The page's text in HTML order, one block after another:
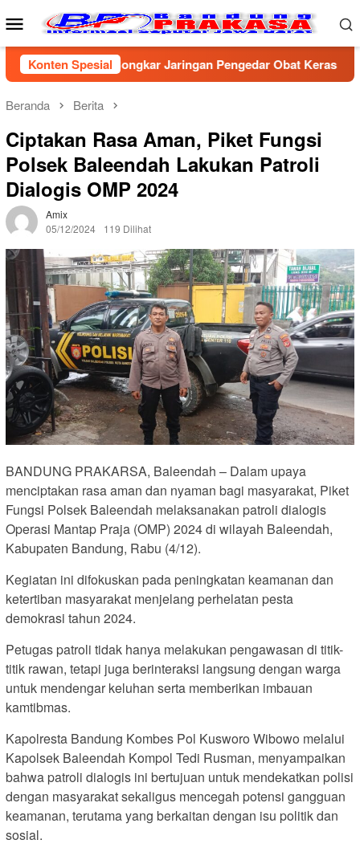
ke
Menu
Mobile
Konten Spesial
Cirebon Bongkar Jaringan Pengedar Obat Keras Ilegal, Dua
Beranda Berita
Ciptakan Rasa Aman, Piket Fungsi
Polsek Baleendah Lakukan Patroli
Dialogis OMP 2024
Amix
05/12/2024
119 Dilihat
BANDUNG PRAKARSA, Baleendah – Dalam upaya
menciptakan rasa aman dan nyaman bagi masyarakat, Piket
Fungsi Polsek Baleendah melaksanakan patroli dialogis
Operasi Mantap Praja (OMP) 2024 di wilayah Baleendah,
Kabupaten Bandung, Rabu (4/12).
Kegiatan ini difokuskan pada peningkatan keamanan dan
ketertiban masyarakat menjelang perhelatan pesta
demokrasi tahun 2024.
Petugas patroli tidak hanya melakukan pengawasan di titik-
titik rawan, tetapi juga berinteraksi langsung dengan warga
untuk mendengar keluhan serta memberikan imbauan
kamtibmas.
Kapolresta Bandung Kombes Pol Kusworo Wibowo melalui
Kapolsek Baleendah Kompol Tedi Rusman, menyampaikan
bahwa patroli dialogis ini bertujuan untuk mendekatkan polisi
dengan masyarakat sekaligus mencegah potensi gangguan
keamanan, terutama yang berkaitan dengan isu politik dan
sosial.